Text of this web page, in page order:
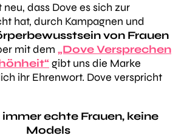
dass Dove es sich zur
hat, durch Kampagnen und
von Frauen
mit dem „Dove Versprechen
gibt uns die Marke
ihr Ehrenwort. Dove verspricht
echte Frauen, keine
Models